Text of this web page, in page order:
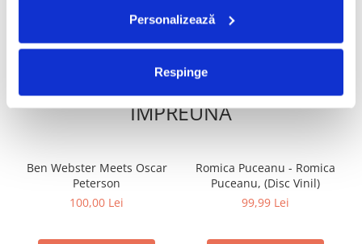
Personalizează
Respinge
FRECVENT CUMPARATE
IMPREUNA
Ben Webster Meets Oscar
Peterson
100,00 Lei
Romica Puceanu - Romica
Puceanu, (Disc Vinil)
99,99 Lei